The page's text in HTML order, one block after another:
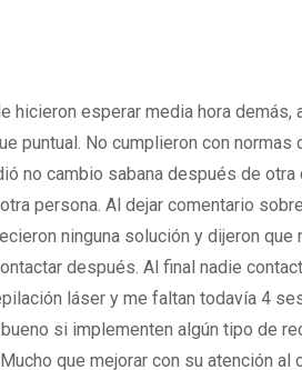
hicieron esperar media hora demás,
puntual. No cumplieron con normas
no cambio sabana después de otra
persona. Al dejar comentario
ninguna solución y dijeron que
después. Al final nadie
láser y me faltan todavía 4
si implementen algún tipo de
que mejorar con su atención al